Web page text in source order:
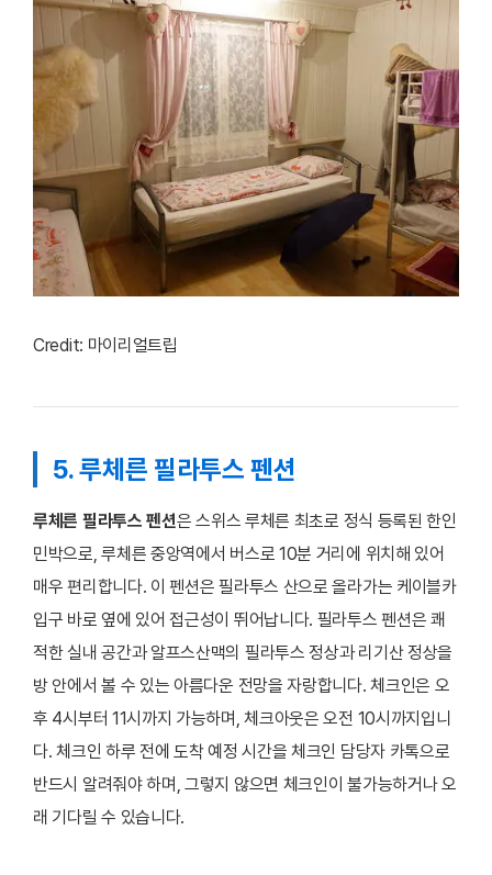
Credit: 마이리얼트립
5. 루체른 필라투스 펜션
루체른 필라투스 펜션은 스위스 루체른 최초로 정식 등록된 한인
민박으로, 루체른 중앙역에서 버스로 10분 거리에 위치해 있어
매우 편리합니다. 이 펜션은 필라투스 산으로 올라가는 케이블카
입구 바로 옆에 있어 접근성이 뛰어납니다. 필라투스 펜션은 쾌
적한 실내 공간과 알프스산맥의 필라투스 정상과 리기산 정상을
방 안에서 볼 수 있는 아름다운 전망을 자랑합니다. 체크인은 오
후 4시부터 11시까지 가능하며, 체크아웃은 오전 10시까지입니
다. 체크인 하루 전에 도착 예정 시간을 체크인 담당자 카톡으로
반드시 알려줘야 하며, 그렇지 않으면 체크인이 불가능하거나 오
래 기다릴 수 있습니다.